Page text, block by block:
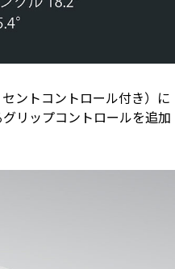
ントコントロール付き）に
リップコントロールを追加